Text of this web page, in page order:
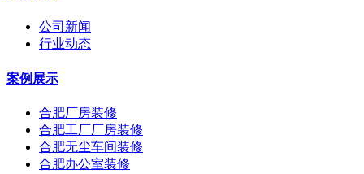
公司新闻
行业动态
案例展示
合肥厂房装修
合肥工厂厂房装修
合肥无尘车间装修
合肥办公室装修